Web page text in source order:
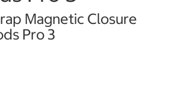
Magnetic Closure
Pro 3